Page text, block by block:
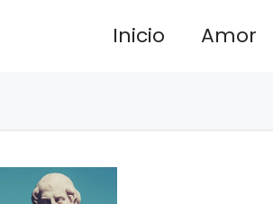
Inicio Amor